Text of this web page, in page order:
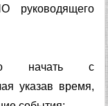
руководящего
начать с
указав время,